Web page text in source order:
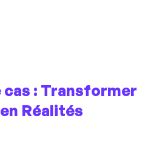
cas : Transformer
Réalités